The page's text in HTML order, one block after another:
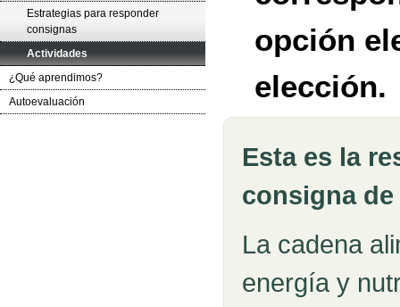
Estrategias para responder
consignas
Actividades
¿Qué aprendimos?
Autoevaluación
opción
elección.
Pregunta
Esta es la
consigna
La cadena
energía y